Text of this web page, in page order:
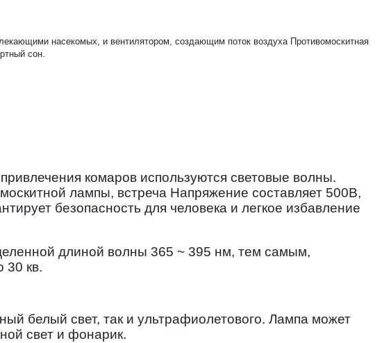
насекомых, и вентилятором, создающим поток воздуха Противомоскитная
сон.
комаров используются световые волны.
лампы, встреча Напряжение составляет 500В,
безопасность для человека и легкое избавление
длиной волны 365 ~ 395 нм, тем самым,
30 кв.
белый свет, так и ультрафиолетового. Лампа может
свет и фонарик.